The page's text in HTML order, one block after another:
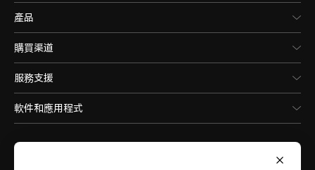
產品
購買渠道
服務支援
軟件和應用程式